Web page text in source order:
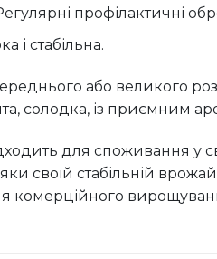
профілактичні
і стабільна.
або великого
солодка, із приємним
для споживання у
своїй стабільній
комерційного